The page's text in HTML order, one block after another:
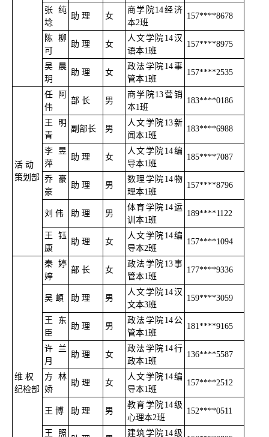
张纯
埝
助 理 女
商学院14经济
本2班
157****8678
陈柳
可
助 理 女
人文学院14汉
语本1班
157****8975
吴晨
玥
助 理 女
政法学院14事
管本1班
157****2535
活 动
策划部
任阿
伟
部 长 男
商学院13营销
本1班
183****0186
王明
青
副部长 男
人文学院13新
闻本1班
183****6988
李昱
萍
助 理 女
人文学院14编
导本1班
185****7087
乔豪
豪
助 理 男
数理学院14物
理本1班
157****8796
刘 伟 助 理 男
体育学院14运
训本1班
189****1122
王钰
康
助 理 女
人文学院14编
导本2班
157****1094
维 权
纪检部
秦婷
婷
部 长 女
政法学院13事
管本1班
177****9336
吴 頔 助 理 男
人文学院14汉
文本3班
159****3059
王东
臣
助 理 男
政法学院14公
管本1班
181****9165
许兰
月
助 理 女
政法学院14行
政本1班
136****5587
方林
娇
助 理 女
人文学院14编
导本1班
157****2512
王 博 助 理 男
教育学院14级
心理本2班
152****0511
王照 建筑学院14级